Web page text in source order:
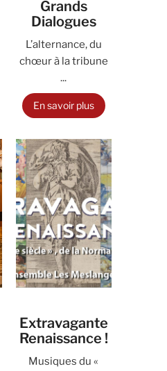
Grands
Dialogues
L’alternance, du
chœur à la tribune
...
En savoir plus
Extravagante
Renaissance !
Musiques du «